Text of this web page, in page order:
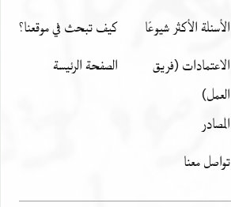
الأسئلة الأكثر شيوعًا
الاعتمادات (فريق
العمل)
المصادر
تواصل معنا
كيف تبحث في موقعنا؟
الصفحة الرئيسة